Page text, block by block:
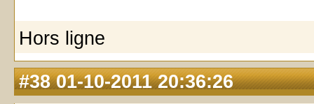
Hors ligne
#38 01-10-2011 20:36:26